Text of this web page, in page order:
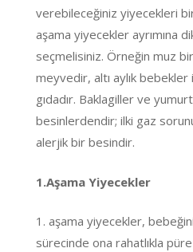
verebileceğiniz yiyecekleri
aşama yiyecekler ayrımına
seçmelisiniz. Örneğin muz
meyvedir, altı aylık
gıdadır. Baklagiller ve
besinlerdendir; ilki gaz
alerjik bir besindir.
1.Aşama Yiyecekler
1. aşama yiyecekler,
sürecinde ona rahatlıkla